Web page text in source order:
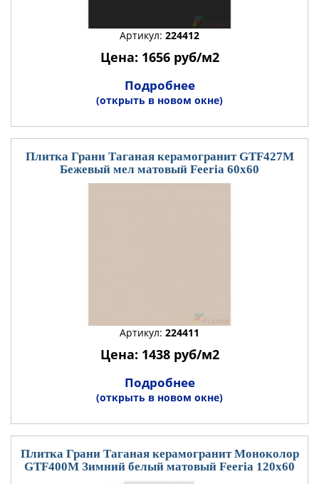
Артикул: 224412
Цена: 1656 руб/м2
Подробнее
(открыть в новом окне)
Плитка Грани Таганая керамогранит GTF427М
Бежевый мел матовый Feeria 60x60
Артикул: 224411
Цена: 1438 руб/м2
Подробнее
(открыть в новом окне)
Плитка Грани Таганая керамогранит Моноколор
GTF400М Зимний белый матовый Feeria 120x60